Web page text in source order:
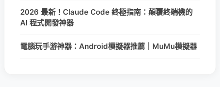
2026 最新！Claude Code 終極指南：顛覆終端機的
AI 程式開發神器
電腦玩手游神器：Android模擬器推薦｜MuMu模擬器